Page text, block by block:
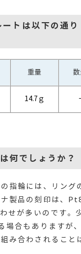
トは以下の通
重量
14.7ｇ ｰ
何でしょうか？
指輪には、リン
ナ製品の刻印は、
せが多いのです。
場合もありますが
み合わされること